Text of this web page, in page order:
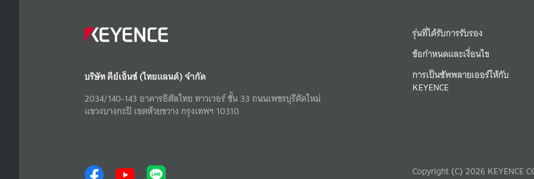
บริษัท คีย์เอ็นซ์ (ไทยแลนด์) จำกัด
2034/140-143 อาคารอิตัลไทย ทาวเวอร์ ชั้น 33 ถนนเพชรบุรีตัดใหม่
แขวงบางกะปิ เขตห้วยขวาง กรุงเทพฯ 10310
รุ่นที่ได้รับการรับรอง
ข้อกำหนดและเงื่อนไข
การเป็นซัพพลายเออร์ให้กับ
KEYENCE
Copyright (C) 2026 KEYENCE